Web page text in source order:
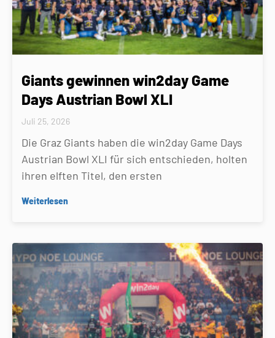
Giants gewinnen win2day Game
Days Austrian Bowl XLI
Juli 25, 2026
Die Graz Giants haben die win2day Game Days
Austrian Bowl XLI für sich entschieden, holten
ihren elften Titel, den ersten
Weiterlesen